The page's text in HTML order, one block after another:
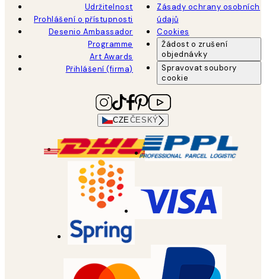
Udržitelnost
Prohlášení o přístupnosti
Desenio Ambassador
Programme
Art Awards
Přihlášení (firma)
Zásady ochrany osobních
údajů
Cookies
Žádost o zrušení
objednávky
Spravovat soubory
cookie
CZEČESKÝ